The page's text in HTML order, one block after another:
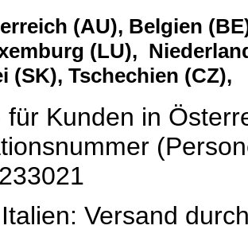
(AU), Belgien
(LU),
(SK), Tschechien (CZ),
Kunden in
Versand durch